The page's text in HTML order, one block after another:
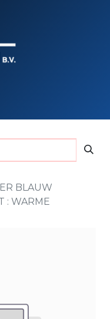
BLAUW
: WARME